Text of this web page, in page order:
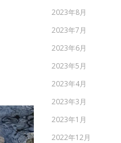
2023年8月
2023年7月
2023年6月
2023年5月
2023年4月
2023年3月
2023年1月
2022年12月